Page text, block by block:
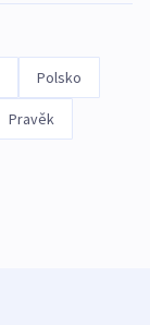
Polsko
Pravěk